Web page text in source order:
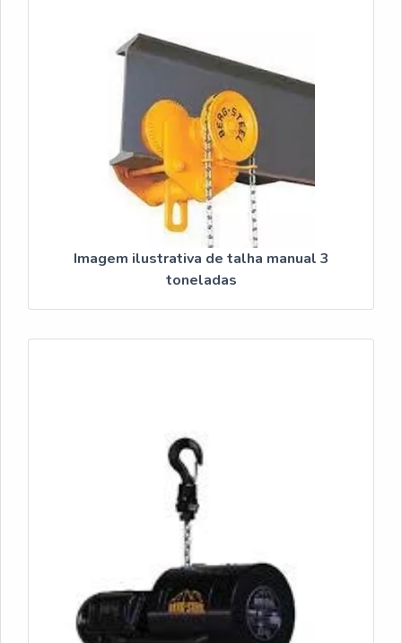
motivos são: Técnicos que recebem treinamentos
periódicos relacionados às atividades; Profissionais com
vasta experiência nas áreas de atuação; Excelente
qualidade técnica; Oficina completa onde é realizado
determinados consertos que exigem maior capacidade
física estrutural; Equipamentos de última
geração.DETALHES INTERESSANTES SOBRE A
EMPRESA ESPECIALISTA DO SEGMENTONa JRM
tem o que há de melhor no mercado de talha manual.
São diversas opções de itens oferecidos, como reforma
e modernização em pontes rolantes, talhas e monta
cargas e manutenção de ponte rolante, talhas e monta
carga.Tudo isso por ser uma empresa comprometida com
atenta as novas tecnologias, conquistas adquiridas
e estrutura suficiente para atender todas as demandas.
Esses fatores, somados a um time com técnicos que
recebem treinamentos periódicos relacionados às
atividades e equipe eficiente, garantem o sucesso de
cada cliente de ponta a ponta.
Imagem ilustrativa de talha manual 3
toneladas